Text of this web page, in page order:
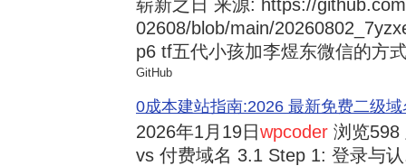
崭新之日 来源: https://
02608/blob/main/
p6 tf五代小孩加李煜东微信的方
GitHub
0成本建站指南:2026 最新免费二级
2026年1月19日wpcoder 浏览598
vs 付费域名 3.1 Step 1: 登录与